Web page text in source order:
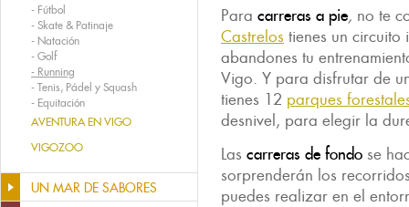
- Fútbol
- Skate & Patinaje
- Natación
- Golf
- Running
- Tenis, Pádel y Squash
- Equitación
AVENTURA EN VIGO
VIGOZOO
UN MAR DE SABORES
Para carreras a pie, no te
Castrelos tienes un
abandones tu
Vigo. Y para disfrutar de
tienes 12 parques
desnivel, para elegir la
Las carreras de fondo se
sorprenderán los
puedes realizar en el